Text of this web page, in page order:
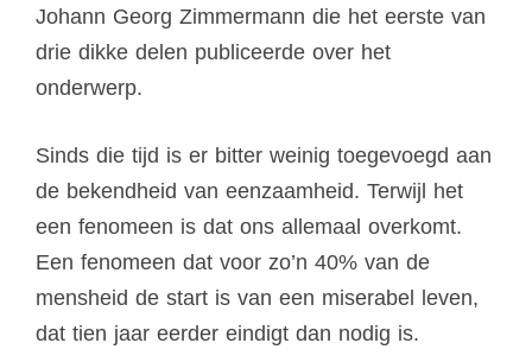
Johann Georg Zimmermann die het eerste van
drie dikke delen publiceerde over het
onderwerp.
Sinds die tijd is er bitter weinig toegevoegd aan
de bekendheid van eenzaamheid. Terwijl het
een fenomeen is dat ons allemaal overkomt.
Een fenomeen dat voor zo’n 40% van de
mensheid de start is van een miserabel leven,
dat tien jaar eerder eindigt dan nodig is.